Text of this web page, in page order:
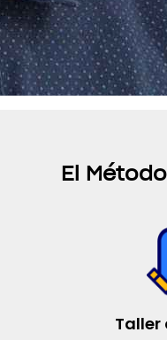
El
Taller